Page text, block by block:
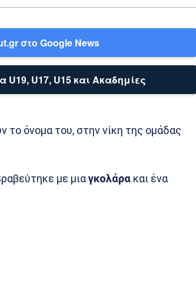
στο Google News
U19, U17, U15 και Ακαδημίες
όνομα του, στην νίκη της ομάδας
με μιαγκολάρα και ένα